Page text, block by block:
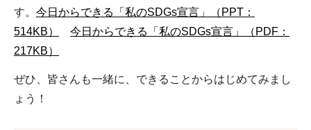
す。 今日からできる「私のSDGs宣言」（PPT：
514KB）
今日からできる「私のSDGs宣言」（PDF：
217KB）
ぜひ、皆さんも一緒に、できることからはじめてみまし
ょう！